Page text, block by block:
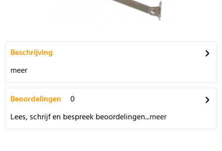
Beschrijving
meer
Beoordelingen
0
Lees, schrijf en bespreek beoordelingen...meer